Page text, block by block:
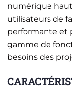
numérique
utilisateurs de
performante et
gamme de
besoins des